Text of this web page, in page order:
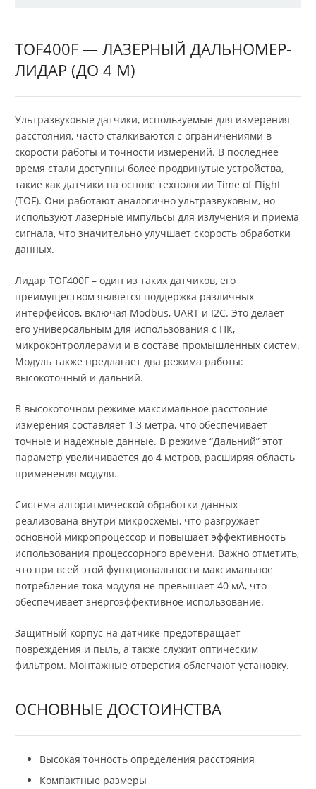
TOF400F — ЛАЗЕРНЫЙ ДАЛЬНОМЕР-
ЛИДАР (ДО 4 М)
Ультразвуковые датчики, используемые для измерения
расстояния, часто сталкиваются с ограничениями в
скорости работы и точности измерений. В последнее
время стали доступны более продвинутые устройства,
такие как датчики на основе технологии Time of Flight
(TOF). Они работают аналогично ультразвуковым, но
используют лазерные импульсы для излучения и приема
сигнала, что значительно улучшает скорость обработки
данных.
Лидар TOF400F – один из таких датчиков, его
преимуществом является поддержка различных
интерфейсов, включая Modbus, UART и I2C. Это делает
его универсальным для использования с ПК,
микроконтроллерами и в составе промышленных систем.
Модуль также предлагает два режима работы:
высокоточный и дальний.
В высокоточном режиме максимальное расстояние
измерения составляет 1,3 метра, что обеспечивает
точные и надежные данные. В режиме “Дальний” этот
параметр увеличивается до 4 метров, расширяя область
применения модуля.
Система алгоритмической обработки данных
реализована внутри микросхемы, что разгружает
основной микропроцессор и повышает эффективность
использования процессорного времени. Важно отметить,
что при всей этой функциональности максимальное
потребление тока модуля не превышает 40 мА, что
обеспечивает энергоэффективное использование.
Защитный корпус на датчике предотвращает
повреждения и пыль, а также служит оптическим
фильтром. Монтажные отверстия облегчают установку.
ОСНОВНЫЕ ДОСТОИНСТВА
Высокая точность определения расстояния
Компактные размеры